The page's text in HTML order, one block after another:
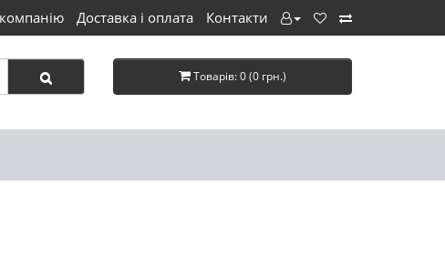
Доставка і оплата Контакти
Товарів: 0 (0 грн.)